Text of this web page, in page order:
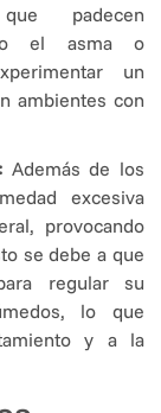
padecen
el asma o
un
ambientes con
Además de los
excesiva
provocando
se debe a que
regular su
lo que
y a la